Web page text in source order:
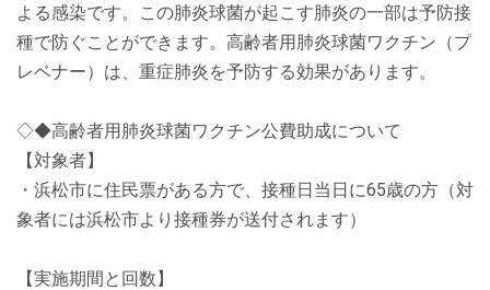
よる感染です。この肺炎球菌が起こす肺炎の一部は予防接
種で防ぐことができます。高齢者用肺炎球菌ワクチン（プ
レベナー）は、重症肺炎を予防する効果があります。
◇◆高齢者用肺炎球菌ワクチン公費助成について
【対象者】
・浜松市に住民票がある方で、接種日当日に65歳の方（対
象者には浜松市より接種券が送付されます）
【実施期間と回数】